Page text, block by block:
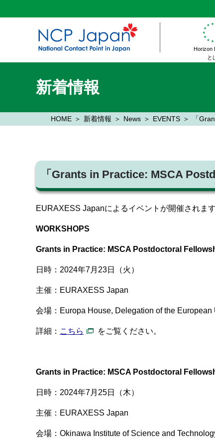
Horizon
と
新着情報
HOME 新着情報 News EVENTS 「
「Grants in Practice: MSCA
EURAXESS Japanによるイベントが開催されま
WORKSHOPS
Grants in Practice: MSCA Postdoctoral
日時： 2024年7月 23日（火）
主催：EURAXESS Japan
会場：Europa House, Delegation of the
詳細： こちら をご覧ください。
Grants in Practice: MSCA Postdoctoral
日時： 2024年7月 25日（木）
主催：EURAXESS Japan
会場：Okinawa Institute of Science and